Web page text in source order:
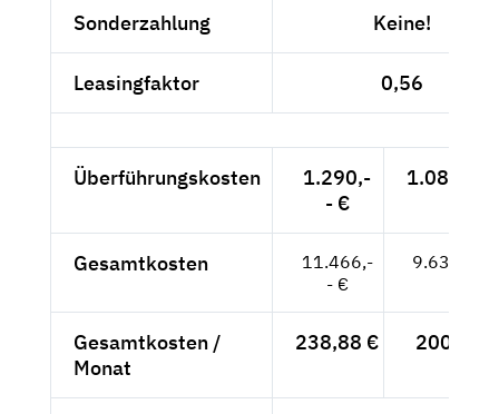
Sonderzahlung Keine!
Leasingfaktor 0,56
Überführungskosten
1.290,-
- €
1.084,03
Gesamtkosten
11.466,-
- €
9.635,29
Gesamtkosten /
Monat
238,88 € 200,74 €